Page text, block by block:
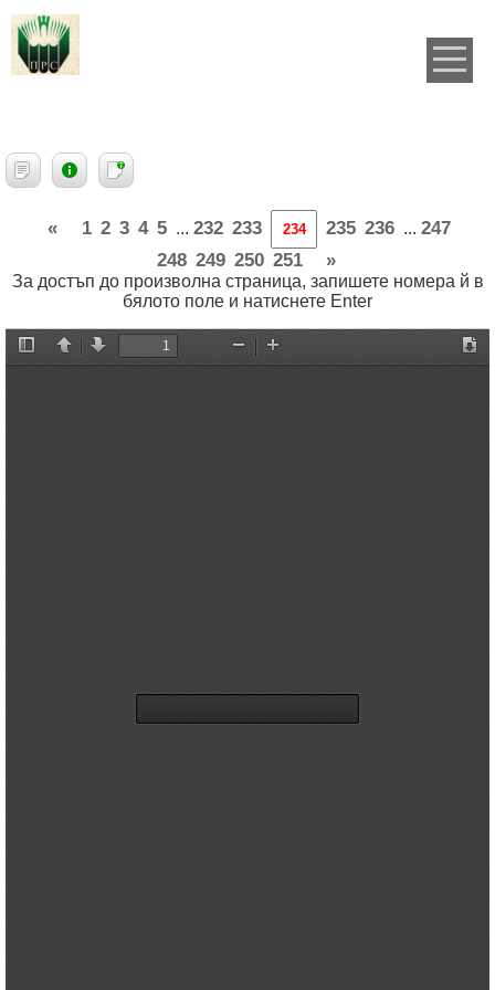
« 1 2 3 4 5 ... 232 233 235 236 ... 247
248 249 250 251 »
За достъп до произволна страница, запишете номера й в
бялото поле и натиснете Enter